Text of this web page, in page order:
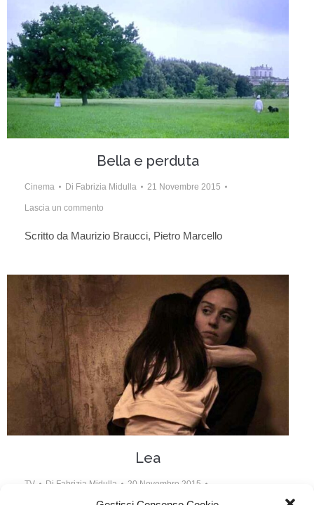
Bella e perduta
Cinema Di Fabrizia Midulla 21 Novembre 2015
Lascia un commento
Scritto da Maurizio Braucci, Pietro Marcello
Lea
TV Di Fabrizia Midulla 20 Novembre 2015